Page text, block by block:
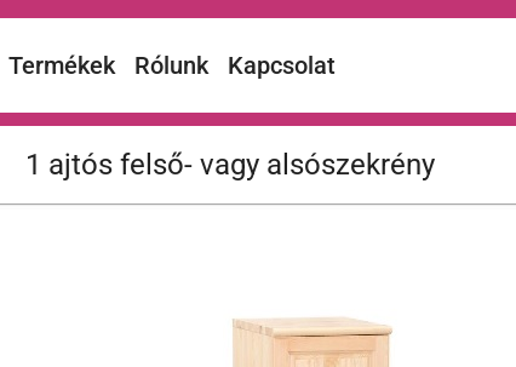
Termékek Rólunk Kapcsolat
1 ajtós felső- vagy alsószekrény